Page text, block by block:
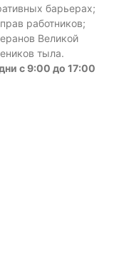
барьерах;
работников;
Великой
тыла.
с 9:00 до 17:00